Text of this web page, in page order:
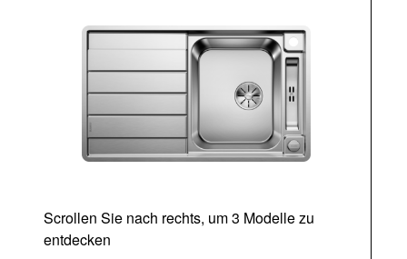
Scrollen Sie nach rechts, um 3 Modelle zu
entdecken